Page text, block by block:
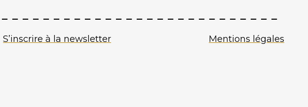
S’inscrire à la newsletter Mentions légales